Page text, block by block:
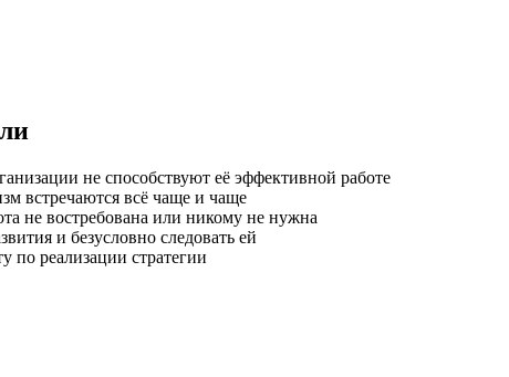
не способствуют её эффективной работе
встречаются всё чаще и чаще
не востребована или никому не нужна
и безусловно следовать ей
по реализации стратегии